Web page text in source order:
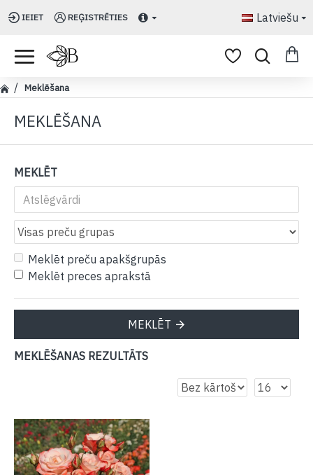
IEIET REĢISTRĒTIES Latviešu
Meklēšana
MEKLĒŠANA
MEKLĒT
Meklēt preču apakšgrupās
Meklēt preces aprakstā
MEKLĒT
MEKLĒŠANAS REZULTĀTS